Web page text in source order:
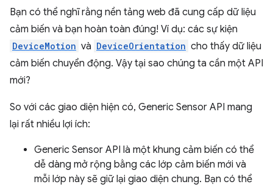
Bạn có thể nghĩ rằng nền tảng web đã cung cấp dữ liệu
cảm biến và bạn hoàn toàn đúng! Ví dụ: các sự kiện
DeviceMotion và DeviceOrientation cho thấy dữ liệu
cảm biến chuyển động. Vậy tại sao chúng ta cần một API
mới?
So với các giao diện hiện có, Generic Sensor API mang
lại rất nhiều lợi ích:
Generic Sensor API là một khung cảm biến có thể
dễ dàng mở rộng bằng các lớp cảm biến mới và
mỗi lớp này sẽ giữ lại giao diện chung. Bạn có thể